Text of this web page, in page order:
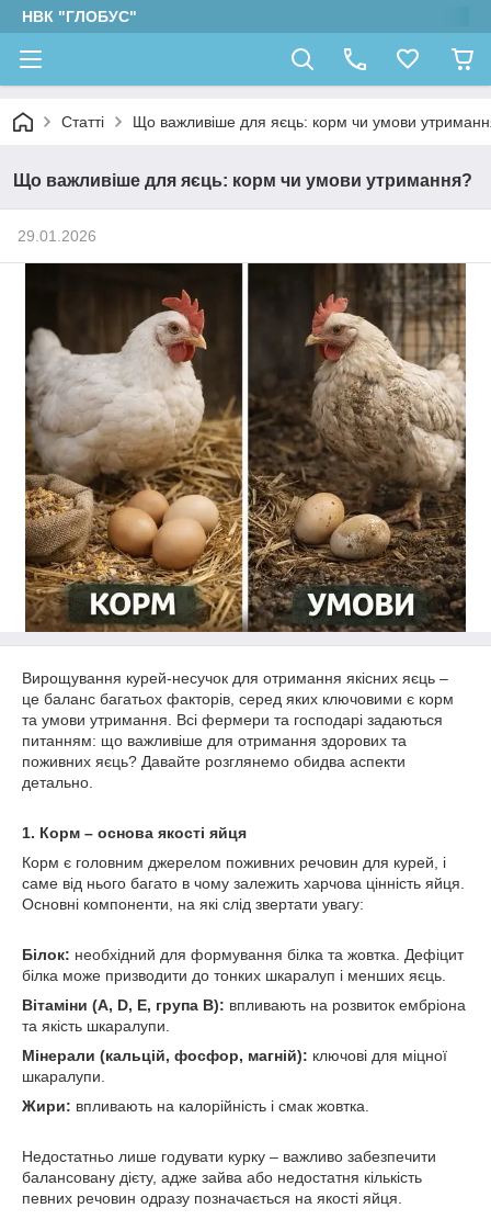
НВК "ГЛОБУС"
Статті Що важливіше для яєць: корм чи умови
Що важливіше для яєць: корм чи умови утримання?
29.01.2026
Вирощування курей-несучок для отримання якісних яєць –
це баланс багатьох факторів, серед яких ключовими є корм
та умови утримання. Всі фермери та господарі задаються
питанням: що важливіше для отримання здорових та
поживних яєць? Давайте розглянемо обидва аспекти
детально.
1. Корм – основа якості яйця
Корм є головним джерелом поживних речовин для курей, і
саме від нього багато в чому залежить харчова цінність яйця.
Основні компоненти, на які слід звертати увагу:
Білок: необхідний для формування білка та жовтка. Дефіцит
білка може призводити до тонких шкаралуп і менших яєць.
Вітаміни (A, D, E, група B): впливають на розвиток ембріона
та якість шкаралупи.
Мінерали (кальцій, фосфор, магній): ключові для міцної
шкаралупи.
Жири: впливають на калорійність і смак жовтка.
Недостатньо лише годувати курку – важливо забезпечити
балансовану дієту, адже зайва або недостатня кількість
певних речовин одразу позначається на якості яйця.